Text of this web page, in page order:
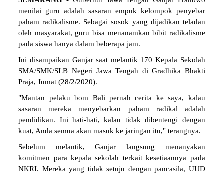
menilai guru adalah sasaran empuk kelompok penyebar
paham radikalisme. Sebagai sosok yang dijadikan teladan
oleh masyarakat, guru bisa menanamkan bibit radikalisme
pada siswa hanya dalam beberapa jam.
Ini disampaikan Ganjar saat melantik 170 Kepala Sekolah
SMA/SMK/SLB Negeri Jawa Tengah di Gradhika Bhakti
Praja, Jumat (28/2/2020).
"Mantan pelaku bom Bali pernah cerita ke saya, kalau
sasaran mereka menyebarkan paham radikal adalah
pendidikan. Ini hati-hati, kalau tidak dibentengi dengan
kuat, Anda semua akan masuk ke jaringan itu," terangnya.
Sebelum melantik, Ganjar langsung menanyakan
komitmen para kepala sekolah terkait kesetiaannya pada
NKRI. Mereka yang tidak setuju dengan pancasila, UUD